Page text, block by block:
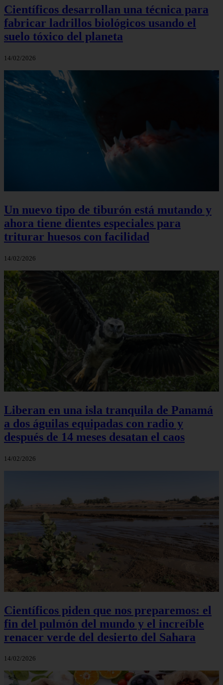
Científicos desarrollan una técnica para
fabricar ladrillos biológicos usando el
suelo tóxico del planeta
14/02/2026
Un nuevo tipo de tiburón está mutando y
ahora tiene dientes especiales para
triturar huesos con facilidad
14/02/2026
Liberan en una isla tranquila de Panamá
a dos águilas equipadas con radio y
después de 14 meses desatan el caos
14/02/2026
Científicos piden que nos preparemos: el
fin del pulmón del mundo y el increíble
renacer verde del desierto del Sahara
14/02/2026